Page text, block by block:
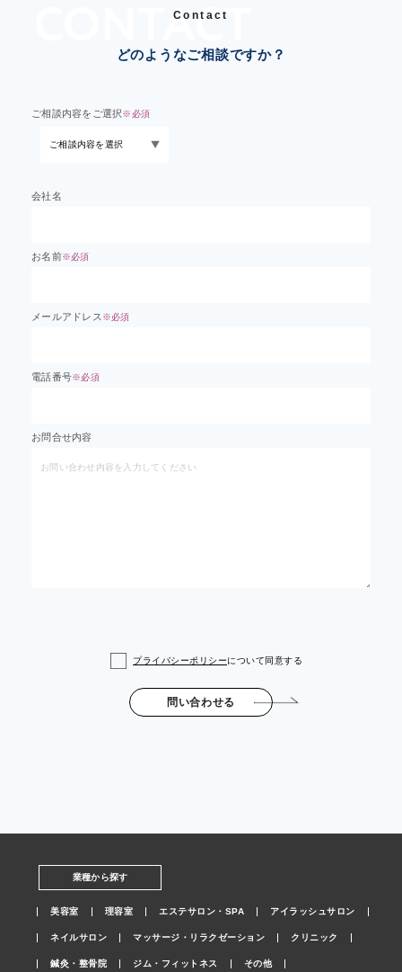
Contact
どのようなご相談ですか？
ご相談内容をご選択※必須
会社名
お名前※必須
メールアドレス ※必須
電話番号※必須
お問合せ内容
プライバシーポリシーについて同意する
問い合わせる
業種から探す
美容室 理容室 エステサロン・SPA アイラッシュサロン
ネイルサロン マッサージ・リラクゼーション クリニック
鍼灸・整骨院 ジム・フィットネス その他